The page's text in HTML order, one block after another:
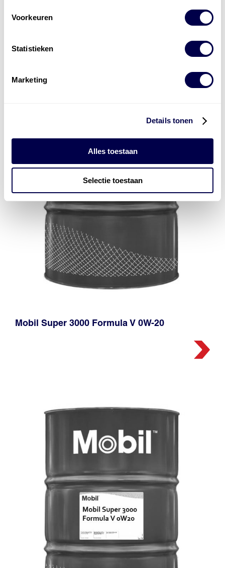
Voorkeuren
Statistieken
Marketing
Details tonen
Alles toestaan
Selectie toestaan
Mobil Super 3000 Formula V 0W-20